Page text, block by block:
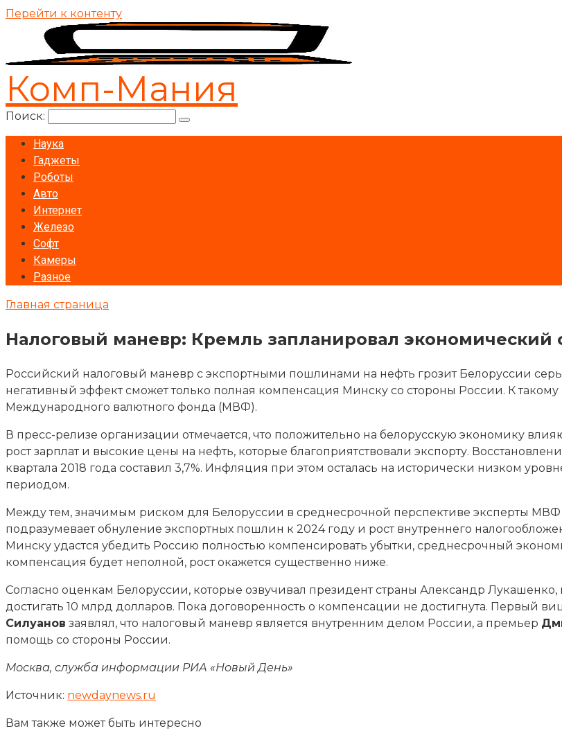
Перейти к контенту
Комп-Мания
Поиск:
Наука
Гаджеты
Роботы
Авто
Интернет
Железо
Софт
Камеры
Разное
Главная страница
Налоговый маневр: Кремль запланировал экономический
Российский налоговый маневр с экспортными пошлинами на нефть грозит Белоруссии
негативный эффект сможет только полная компенсация Минску со стороны России. К
Международного валютного фонда (МВФ).
В пресс-релизе организации отмечается, что положительно на белорусскую экономику
рост зарплат и высокие цены на нефть, которые благоприятствовали экспорту.
квартала 2018 года составил 3,7%. Инфляция при этом осталась на исторически низком
периодом.
Между тем, значимым риском для Белоруссии в среднесрочной перспективе эксперты МВФ
подразумевает обнуление экспортных пошлин к 2024 году и рост внутреннего
Минску удастся убедить Россию полностью компенсировать убытки, среднесрочный
компенсация будет неполной, рост окажется существенно ниже.
Согласно оценкам Белоруссии, которые озвучивал президент страны Александр
достигать 10 млрд долларов. Пока договоренность о компенсации не достигнута. Первый
Силуанов заявлял, что налоговый маневр является внутренним делом России, а премьер
помощь со стороны России.
Москва, служба информации РИА «Новый День»
Источник: newdaynews.ru
Вам также может быть интересно